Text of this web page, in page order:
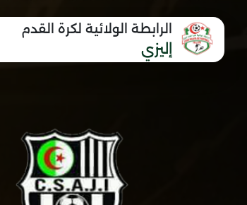
الرابطة الولائية لكرة القدم
إليزي